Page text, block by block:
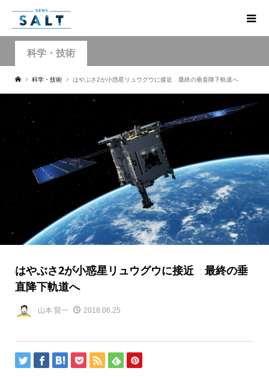
科学・技術
科学・技術 はやぶさ2が小惑星リュウグウに接近 最終の垂直降下軌道へ
はやぶさ2が小惑星リュウグウに接近 最終の垂
直降下軌道へ
山本 賢一 2018.06.25